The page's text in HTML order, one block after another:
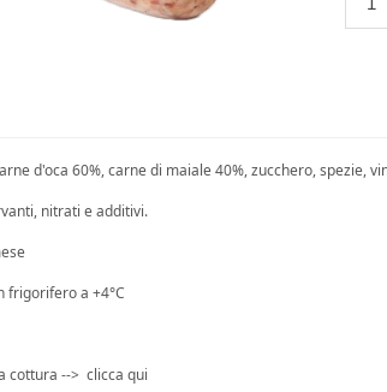
d'oca 60%, carne di maiale 40%, zucchero, spezie,
nitrati e additivi.
frigorifero a +4°C
cottura --> clicca qui